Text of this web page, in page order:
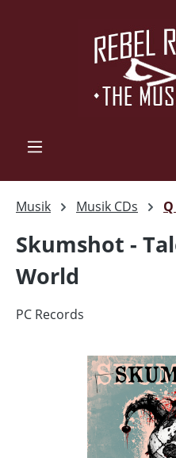
Musik Musik CDs
Skumshot -
World
PC Records